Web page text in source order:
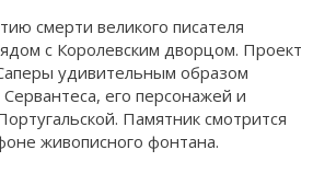
смерти великого писателя
с Королевским дворцом. Проект
удивительным образом
его персонажей и
Памятник смотрится
живописного фонтана.